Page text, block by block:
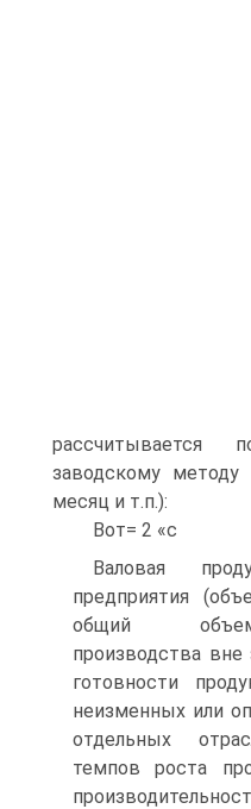
рассчитывается
заводскому
месяц и т.п.):
Вот= 2 «с
Валовая
предприятия
общий
производства
готовности
неизменных или
отдельных
темпов роста